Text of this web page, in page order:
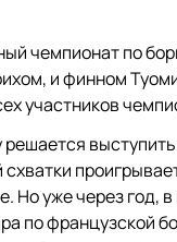
чемпионат по
и финном
участников
Но уже через год,
по французской